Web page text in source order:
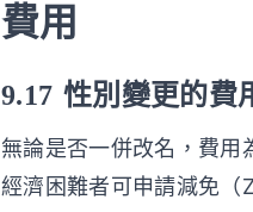
費用
9.17 性別變更的費
無論是否一併改名，費
經濟困難者可申請減免（